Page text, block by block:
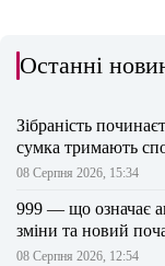
Останні
Зібраність
сумка тримають
08 Серпня 2026, 15:34
999 — що означає
зміни та новий
08 Серпня 2026, 12:54